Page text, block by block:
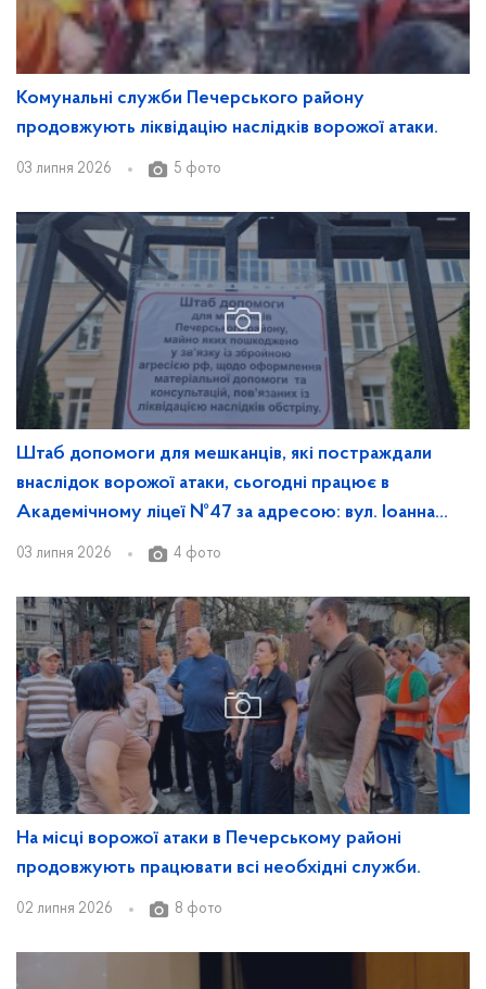
Комунальні служби Печерського району
продовжують ліквідацію наслідків ворожої атаки.
03 липня 2026 5 фото
Штаб допомоги для мешканців, які постраждали
внаслідок ворожої атаки, сьогодні працює в
Академічному ліцеї №47 за адресою: вул. Іоанна
Павла ІІ, 14/21.
03 липня 2026 4 фото
На місці ворожої атаки в Печерському районі
продовжують працювати всі необхідні служби.
02 липня 2026 8 фото